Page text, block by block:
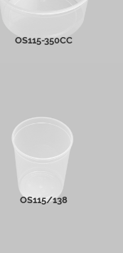
OS115-350CC
PLUS D'INFOS
OS115/138
OS115/138